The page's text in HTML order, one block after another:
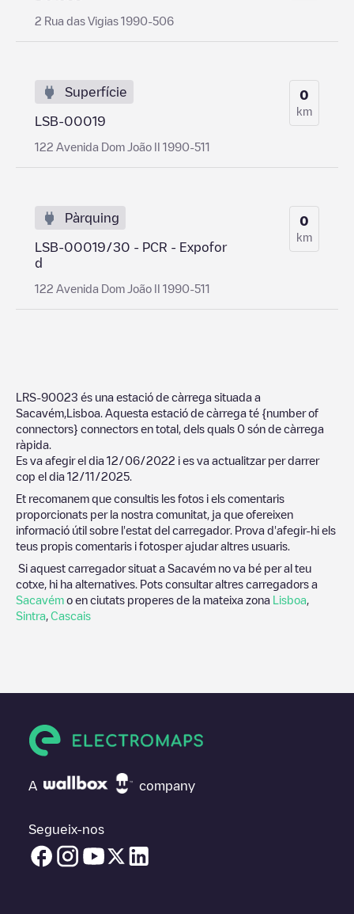
2 Rua das Vigias 1990-506
Superfície
LSB-00019
122 Avenida Dom João II 1990-511
0
km
Pàrquing
LSB-00019/30 - PCR - Expofor
d
122 Avenida Dom João II 1990-511
0
km
LRS-90023 és una estació de càrrega situada a
Sacavém Lisboa . Aquesta estació de càrrega té {number of
connectors} connectors en total, dels quals 0 són de càrrega
ràpida.
Es va afegir el dia 12/06/2022 i es va actualitzar per darrer
cop el dia 12/11/2025
Et recomanem que consultis les fotos i els comentaris
proporcionats per la nostra comunitat, ja que ofereixen
informació útil sobre l'estat del carregador. Prova d'afegir-hi els
teus propis comentaris i fotosper ajudar altres usuaris.
Si aquest carregador situat a Sacavém no va bé per al teu
cotxe, hi ha alternatives. Pots consultar altres carregadors a
Sacavém o en ciutats properes de la mateixa zona Lisboa
Sintra Cascais
A company
Segueix-nos